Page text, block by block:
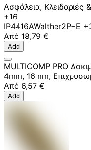
Ασφάλεια, Κλειδαριές
+16
IP4416AWalther2P+E
Από 18,79 €
Add
MULTICOMP PRO
4mm, 16mm,
Από 6,57 €
Add